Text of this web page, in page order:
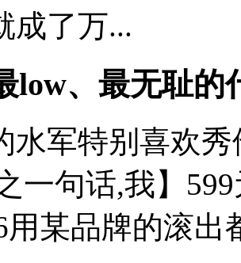
成了万...
low、最无耻的
水军特别喜欢
一句话,我】
用某品牌的滚出